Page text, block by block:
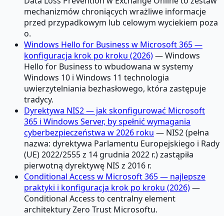
mechanizmów chroniących wrażliwe informacje
przed przypadkowym lub celowym wyciekiem poza
o.
Windows Hello for Business w Microsoft 365 —
konfiguracja krok po kroku (2026)— Windows
Hello for Business to wbudowana w systemy
Windows 10 i Windows 11 technologia
uwierzytelniania bezhasłowego, która zastępuje
tradycy.
Dyrektywa NIS2 — jak skonfigurować Microsoft
365 i Windows Server, by spełnić wymagania
cyberbezpieczeństwa w 2026 roku — NIS2 (pełna
nazwa: dyrektywa Parlamentu Europejskiego i Rady
(UE) 2022/2555 z 14 grudnia 2022 r.) zastąpiła
pierwotną dyrektywę NIS z 2016 r.
Conditional Access w Microsoft 365 — najlepsze
praktyki i konfiguracja krok po kroku (2026)—
Conditional Access to centralny element
architektury Zero Trust Microsoftu.